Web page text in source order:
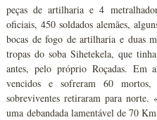
peças de artilharia e 4
oficiais, 450 soldados alemães,
bocas de fogo de artilharia e duas
tropas do soba Sihetekela, que
antes, pelo próprio Roçadas. Em
vencidos e sofreram 60
sobreviventes retiraram para norte.
uma debandada lamentável de 70